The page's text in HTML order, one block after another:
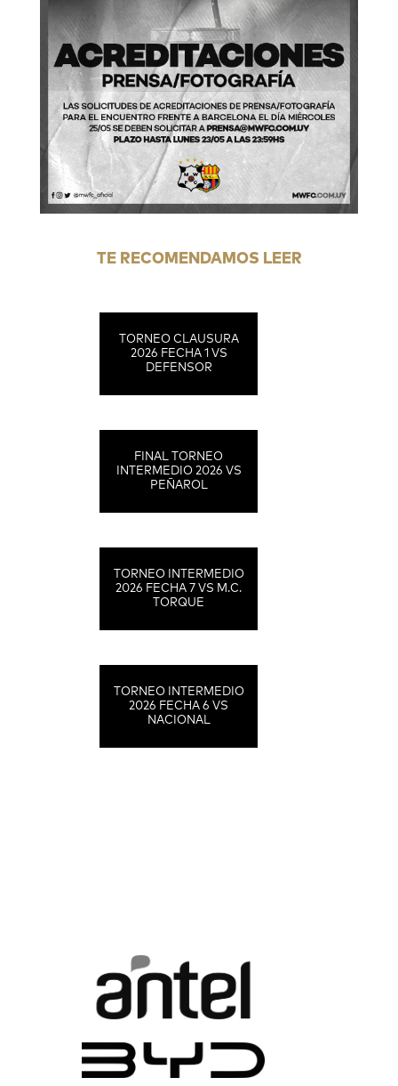
TE RECOMENDAMOS LEER
TORNEO CLAUSURA
2026 FECHA 1 VS
DEFENSOR
FINAL TORNEO
INTERMEDIO 2026 VS
PEÑAROL
TORNEO INTERMEDIO
2026 FECHA 7 VS M.C.
TORQUE
TORNEO INTERMEDIO
2026 FECHA 6 VS
NACIONAL